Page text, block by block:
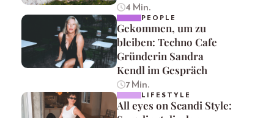
4 Min.
PEOPLE
Gekommen, um zu
bleiben: Techno Cafe
Gründerin Sandra
Kendl im Gespräch
7 Min.
LIFESTYLE
All eyes on Scandi Style: